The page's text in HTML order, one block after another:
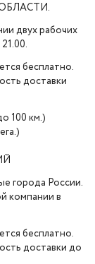
двух рабочих
бесплатно.
доставки
100 км.)
города России.
компании в
бесплатно.
доставки до